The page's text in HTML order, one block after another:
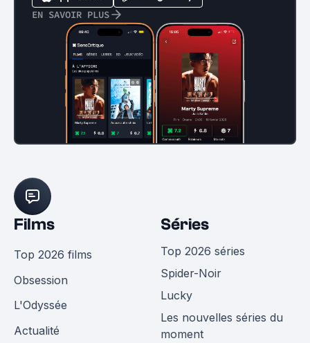
EN SAVOIR PLUS
Films
Top 2026 films
Obsession
L'Odyssée
Actualité
Séries
Top 2026 séries
Spider-Noir
Lucky
Les nouvelles séries du
moment